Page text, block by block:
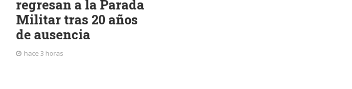
regresan a la Parada
Militar tras 20 años
de ausencia
hace 3 horas